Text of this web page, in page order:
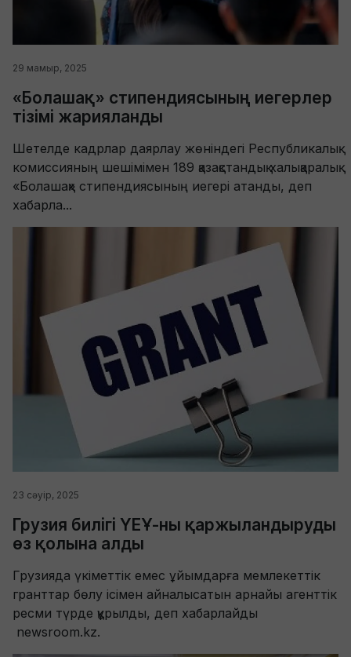
29 мамыр, 2025
«Болашақ» стипендиясының иегерлер
тізімі жарияланды
Шетелде кадрлар даярлау жөніндегі Республикалық
комиссияның шешімімен 189 қазақстандық халықаралық
«Болашақ» стипендиясының иегері атанды, деп
хабарла...
23 сәуір, 2025
Грузия билігі ҮЕҰ-ны қаржыландыруды
өз қолына алды
Грузияда үкіметтік емес ұйымдарға мемлекеттік
гранттар бөлу ісімен айналысатын арнайы агенттік
ресми түрде құрылды, деп хабарлайды
newsroom.kz.